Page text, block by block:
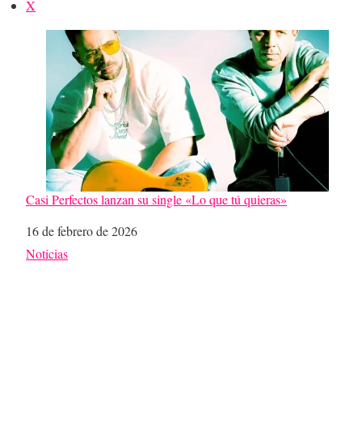
X
Casi Perfectos lanzan su single «Lo que tú quieras»
Fecha
16 de febrero de 2026
Respecto a
Noticias